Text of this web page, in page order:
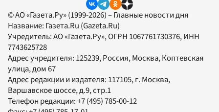
© АО «Газета.Ру» (1999-2026) – Главные новости дня
Название: Газета.Ru (Gazeta.Ru)
Учредитель:АО «Газета.Ру», ОГРН 1067761730376, ИНН
7743625728
Адрес учредителя: 125239, Россия, Москва, Коптевская
улица, дом 67
Адрес редакции и издателя: 117105, г. Москва,
Варшавское шоссе, д.9, стр.1
Телефон редакции:+7 (495) 785-00-12